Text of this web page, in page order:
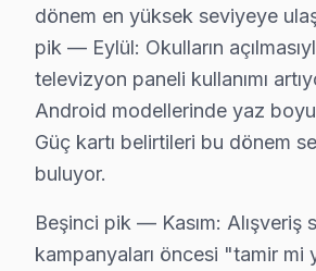
• Beylikdüzü stoğumuzda hazır
• Beylikdüzü genelinde hafta
• Online randevu ve SMS
• Beylikdüzü çoklu randevu
Beylikdüzü'da Dijitsu acil panel
Beylikdüzü Dijitsu TV
Dijitsu LED TV'niz sorun mu
dönem en yüksek seviyeye
pik — Eylül: Okulların
televizyon paneli kullanımı
Android modellerinde yaz
Güç kartı belirtileri bu dönem
buluyor.
Beşinci pik — Kasım: Alışveriş
kampanyaları öncesi "tamir mi